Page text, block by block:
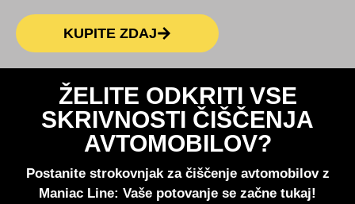
KUPITE ZDAJ
ŽELITE ODKRITI VSE
SKRIVNOSTI ČIŠČENJA
AVTOMOBILOV?
Postanite strokovnjak za čiščenje avtomobilov z
Maniac Line: Vaše potovanje se začne tukaj!